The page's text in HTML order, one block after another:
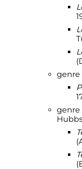
genre
genre